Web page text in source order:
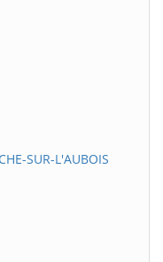
SUR-L'AUBOIS